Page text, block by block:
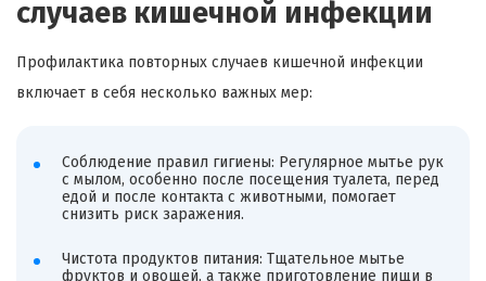
случаев кишечной инфекции
Профилактика повторных случаев кишечной инфекции
включает в себя несколько важных мер:
Соблюдение правил гигиены: Регулярное мытье рук
с мылом, особенно после посещения туалета, перед
едой и после контакта с животными, помогает
снизить риск заражения.
Чистота продуктов питания: Тщательное мытье
фруктов и овощей, а также приготовление пищи в